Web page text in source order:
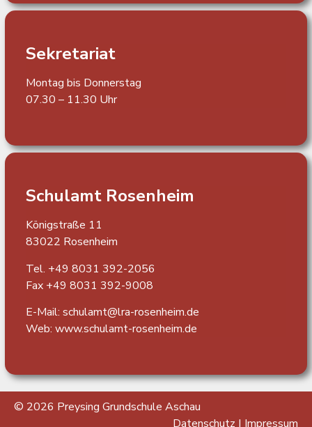
Sekretariat
Montag bis Donnerstag
07.30 – 11.30 Uhr
Schulamt Rosenheim
Königstraße 11
83022 Rosenheim
Tel. +49 8031 392-2056
Fax +49 8031 392-9008
E-Mail: schulamt@lra-rosenheim.de
Web: www.schulamt-rosenheim.de
© 2026 Preysing Grundschule Aschau
Datenschutz | Impressum